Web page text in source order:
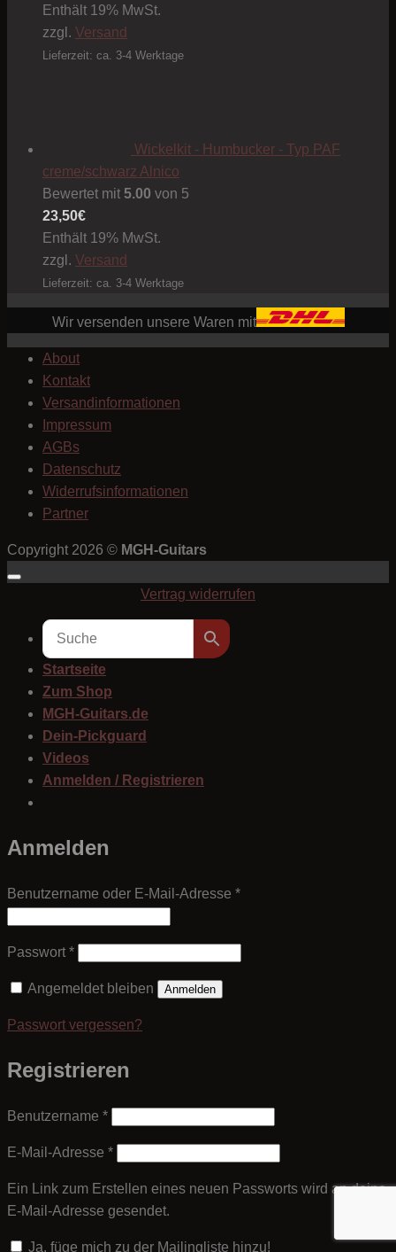
Enthält 19% MwSt.
zzgl. Versand
Lieferzeit: ca. 3-4 Werktage
Wickelkit - Humbucker - Typ PAF
creme/schwarz Alnico
Bewertet mit 5.00 von 5
23,50€
Enthält 19% MwSt.
zzgl. Versand
Lieferzeit: ca. 3-4 Werktage
Wir versenden unsere Waren mit
About
Kontakt
Versandinformationen
Impressum
AGBs
Datenschutz
Widerrufsinformationen
Partner
Copyright 2026 © MGH-Guitars
Vertrag widerrufen
Startseite
Zum Shop
MGH-Guitars.de
Dein-Pickguard
Videos
Anmelden / Registrieren
Anmelden
Benutzername oder E-Mail-Adresse *Erforderlich
Passwort *Erforderlich
Angemeldet bleiben Anmelden
Passwort vergessen?
Registrieren
Benutzername *Erforderlich
E-Mail-Adresse *Erforderlich
Ein Link zum Erstellen eines neuen Passworts wird an deine
E-Mail-Adresse gesendet.
Ja, füge mich zu der Mailingliste hinzu!